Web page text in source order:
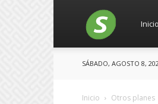
Salces
Inicio
SÁBADO, AGOSTO 8,
Inicio Otros planes